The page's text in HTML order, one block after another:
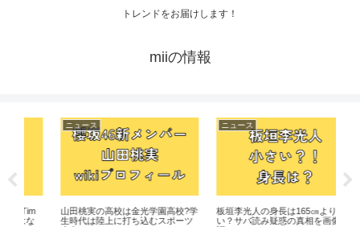
トレンドをお届けします！
miiの情報
ニュース
山田桃実の高校は金光学園高校?学
生時代は陸上に打ち込むスポーツ
ニュース
板垣李光人の身長は165㎝よりも低
い？サバ読み疑惑の真相を画像検